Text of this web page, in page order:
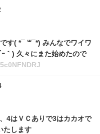
す( *¯ ꒳¯*) みんなでワイワ
｀) 久々にまた始めたので
4はＶＣありで3はカカオで
たします